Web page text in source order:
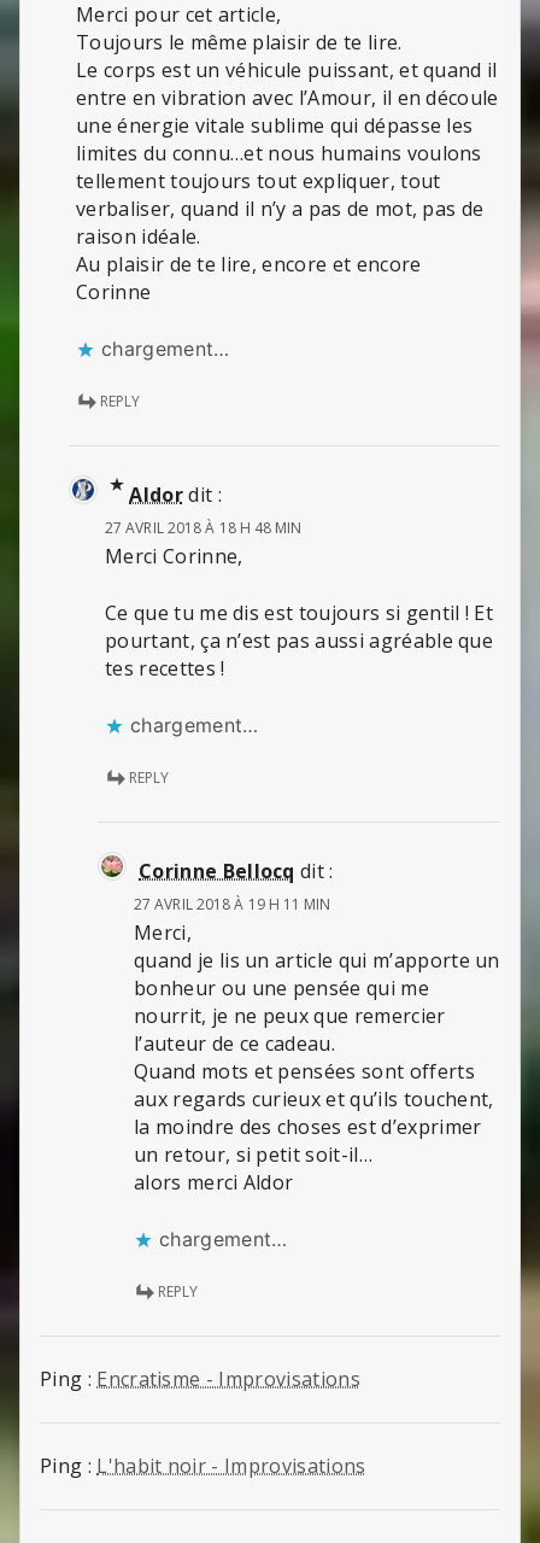
Merci pour cet article,
Toujours le même plaisir de te lire.
Le corps est un véhicule puissant, et quand il
entre en vibration avec l’Amour, il en découle
une énergie vitale sublime qui dépasse les
limites du connu…et nous humains voulons
tellement toujours tout expliquer, tout
verbaliser, quand il n’y a pas de mot, pas de
raison idéale.
Au plaisir de te lire, encore et encore
Corinne
chargement…
REPLY
Aldordit :
27 AVRIL 2018 À 18 H 48 MIN
Merci Corinne,
Ce que tu me dis est toujours si gentil ! Et
pourtant, ça n’est pas aussi agréable que
tes recettes !
chargement…
REPLY
Corinne Bellocq dit :
27 AVRIL 2018 À 19 H 11 MIN
Merci,
quand je lis un article qui m’apporte un
bonheur ou une pensée qui me
nourrit, je ne peux que remercier
l’auteur de ce cadeau.
Quand mots et pensées sont offerts
aux regards curieux et qu’ils touchent,
la moindre des choses est d’exprimer
un retour, si petit soit-il…
alors merci Aldor
chargement…
REPLY
Ping : Encratisme - Improvisations
Ping : L'habit noir - Improvisations